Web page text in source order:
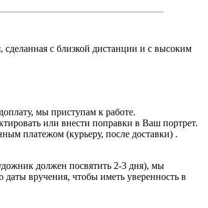
сделанная с близкой дистанции и с высоким
мы приступам к работе.
или внести поправки в Ваш портрет.
платежом (курьеру, после доставки) .
должен посвятить 2-3 дня), мы
даты вручения, чтобы иметь уверенность в